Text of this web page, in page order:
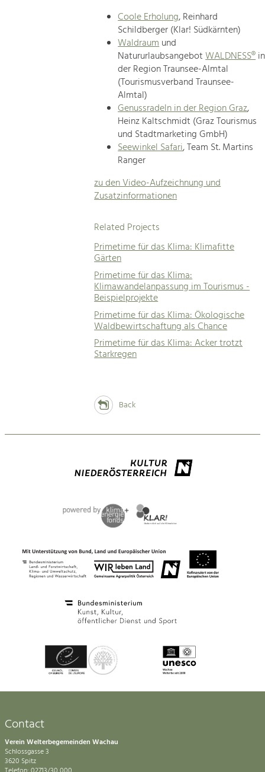
Coole Erholung, Reinhard
Schildberger (Klar! Südkärnten)
Waldraumund
NatururlaubsangebotWALDNESS®in
der Region Traunsee-Almtal
(Tourismusverband Traunsee-
Almtal)
Genussradeln in der Region Graz,
Heinz Kaltschmidt (Graz Tourismus
und Stadtmarketing GmbH)
Seewinkel Safari, Team St. Martins
Ranger
zu den Video-Aufzeichnung und
Zusatzinformationen
Related Projects
Primetime für das Klima: Klimafitte
Gärten
Primetime für das Klima:
Klimawandelanpassung im Tourismus -
Beispielprojekte
Primetime für das Klima: Ökologische
Waldbewirtschaftung als Chance
Primetime für das Klima: Acker trotzt
Starkregen
Back
Contact
Verein Welterbegemeinden Wachau
Schlossgasse 3
3620 Spitz